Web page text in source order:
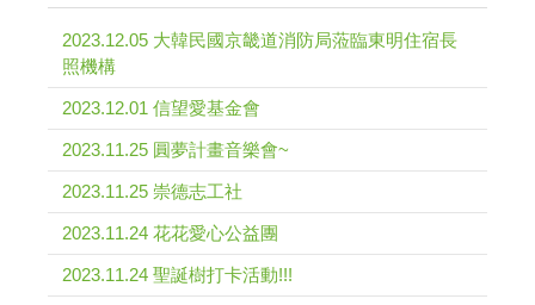
2023.12.05 大韓民國京畿道消防局蒞臨東明住宿長
照機構
2023.12.01 信望愛基金會
2023.11.25 圓夢計畫音樂會~
2023.11.25 崇德志工社
2023.11.24 花花愛心公益團
2023.11.24 聖誕樹打卡活動!!!